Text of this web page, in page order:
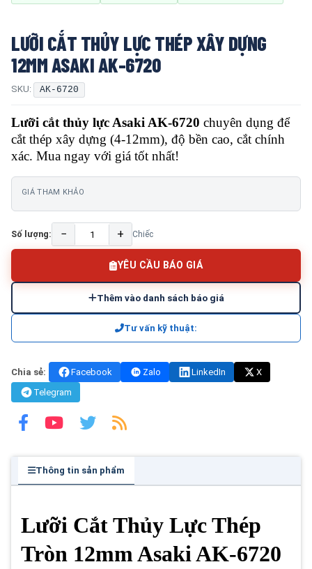
LƯỠI CẮT THỦY LỰC THÉP XÂY DỰNG
12MM ASAKI AK-6720
SKU: AK-6720
Lưỡi cắt thủy lực Asaki AK-6720 chuyên dụng để
cắt thép xây dựng (4-12mm), độ bền cao, cắt chính
xác. Mua ngay với giá tốt nhất!
GIÁ THAM KHẢO
Số lượng: − + Chiếc
YÊU CẦU BÁO GIÁ
Thêm vào danh sách báo giá
Tư vấn kỹ thuật:
Chia sẻ: Facebook Zalo LinkedIn
X
Telegram
Thông tin sản phẩm
Lưỡi Cắt Thủy Lực Thép
Tròn 12mm Asaki AK-6720